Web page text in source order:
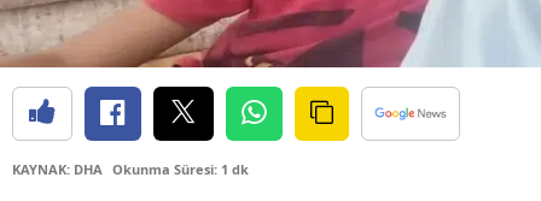
Burdur
Bursa
Çanakkale
KAYNAK: DHA Okunma Süresi: 1 dk